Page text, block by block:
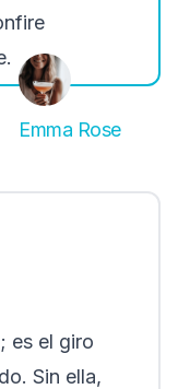
Emma Rose
es el giro
Sin ella,